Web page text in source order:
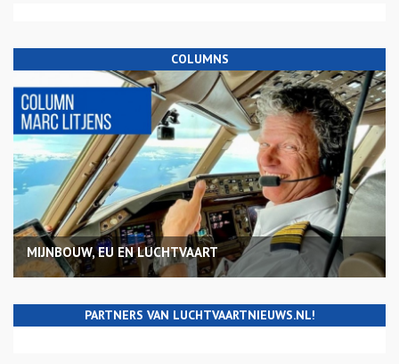
COLUMNS
MIJNBOUW, EU EN LUCHTVAART
PARTNERS VAN LUCHTVAARTNIEUWS.NL!